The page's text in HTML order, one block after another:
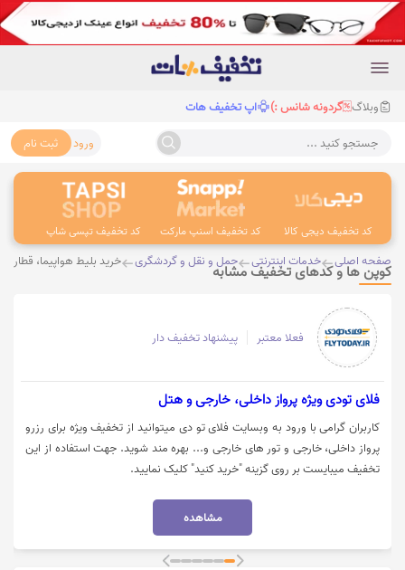
وبلاگ گردونه شانس :) اپ تخفیف هات
جستجو کنید ... ورود ثبت نام
کد تخفیف دیجی کالا کد تخفیف اسنپ مارکت کد تخفیف تپسی شاپ
صفحه اصلی خدمات اینترنتی حمل و نقل و گردشگری خرید بلیط هواپیما، قطار
کوپن ها و کدهای تخفیف مشابه
فعلا معتبر پیشنهاد تخفیف دار
فلای تودی ویژه پرواز داخلی، خارجی و هتل
کاربران گرامی با ورود به وبسایت فلای تو دی میتوانید از تخفیف ویژه برای رزرو
پرواز داخلی، خارجی و تور های خارجی و... بهره مند شوید. جهت استفاده از این
تخفیف میبایست بر روی گزینه "خرید کنید" کلیک نمایید.
مشاهده